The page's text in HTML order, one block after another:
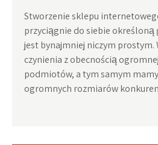
Stworzenie sklepu
przyciągnie do siebie
jest bynajmniej niczym prostym.
czynienia z obecnością
podmiotów, a tym samym
ogromnych rozmiarów